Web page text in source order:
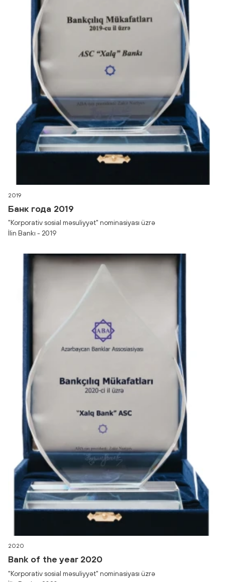
2019
Банк года 2019
"Korporativ sosial məsuliyyət" nominasiyası üzrə
İlin Bankı - 2019
2020
Bank of the year 2020
"Korporativ sosial məsuliyyət" nominasiyası üzrə